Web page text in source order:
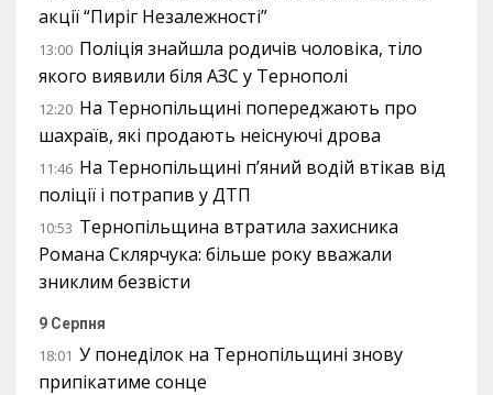
акції “Пиріг Незалежності”
13:00 Поліція знайшла родичів чоловіка, тіло
якого виявили біля АЗС у Тернополі
12:20 На Тернопільщині попереджають про
шахраїв, які продають неіснуючі дрова
11:46 На Тернопільщині п’яний водій втікав від
поліції і потрапив у ДТП
10:53 Тернопільщина втратила захисника
Романа Склярчука: більше року вважали
зниклим безвісти
9 Серпня
18:01 У понеділок на Тернопільщині знову
припікатиме сонце